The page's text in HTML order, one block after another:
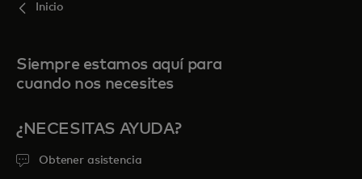
Inicio
Siempre estamos aquí para
cuando nos necesites
¿NECESITAS AYUDA?
Obtener asistencia